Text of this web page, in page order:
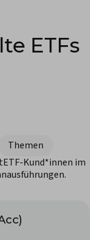
ETFs
Themen
Kund*innen im